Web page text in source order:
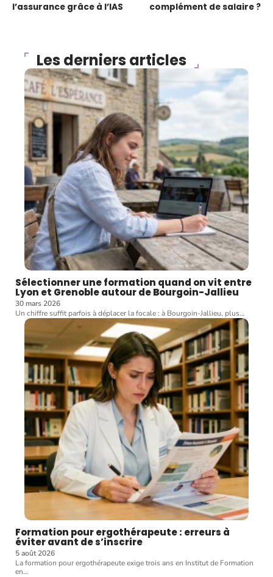
l’assurance grâce à l’IAS
complément de salaire ?
Les derniers articles
Sélectionner une formation quand on vit entre
Lyon et Grenoble autour de Bourgoin-Jallieu
30 mars 2026
Un chiffre suffit parfois à déplacer la focale : à Bourgoin-Jallieu, plus…
Formation pour ergothérapeute : erreurs à
éviter avant de s’inscrire
5 août 2026
La formation pour ergothérapeute exige trois ans en Institut de Formation
en…